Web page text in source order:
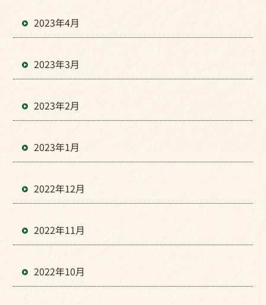
2023年4月
2023年3月
2023年2月
2023年1月
2022年12月
2022年11月
2022年10月